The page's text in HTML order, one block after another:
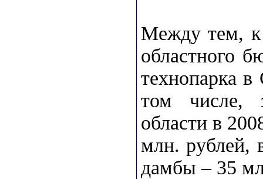
Между тем, к
областного
технопарка в
том числе,
области в
млн. рублей,
дамбы – 35